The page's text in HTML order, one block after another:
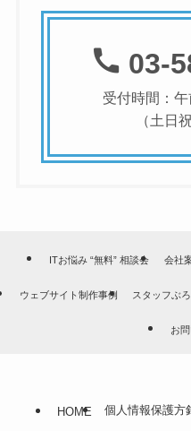
03-
受付時間：
（土日
ITお悩み “無料” 相談会 会社
ウェブサイト制作事例 スタッフぶ
お
HOME 個人情報保護方